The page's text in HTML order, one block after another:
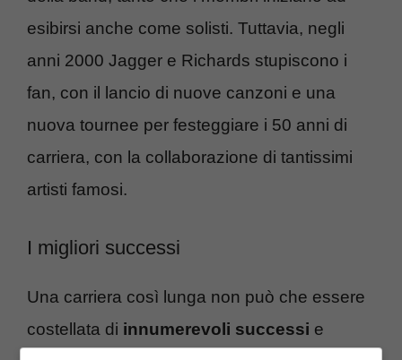
esibirsi anche come solisti. Tuttavia, negli
anni 2000 Jagger e Richards stupiscono i
fan, con il lancio di nuove canzoni e una
nuova tournee per festeggiare i 50 anni di
carriera, con la collaborazione di tantissimi
artisti famosi.
I migliori successi
Una carriera così lunga non può che essere
costellata di innumerevoli successi e